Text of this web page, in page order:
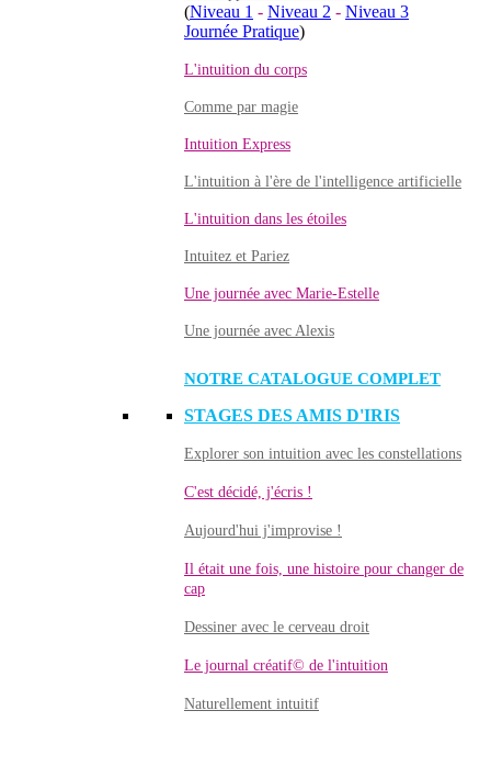
(Niveau 1 - Niveau 2 - Niveau 3
Journée Pratique)
L'intuition du corps
Comme par magie
Intuition Express
L'intuition à l'ère de l'intelligence artificielle
L'intuition dans les étoiles
Intuitez et Pariez
Une journée avec Marie-Estelle
Une journée avec Alexis
NOTRE CATALOGUE COMPLET
STAGES DES AMIS D'IRIS
Explorer son intuition avec les constellations
C'est décidé, j'écris !
Aujourd'hui j'improvise !
Il était une fois, une histoire pour changer de
cap
Dessiner avec le cerveau droit
Le journal créatif© de l'intuition
Naturellement intuitif